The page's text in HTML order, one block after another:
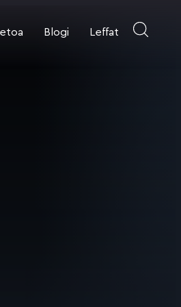
Blogi Leffat